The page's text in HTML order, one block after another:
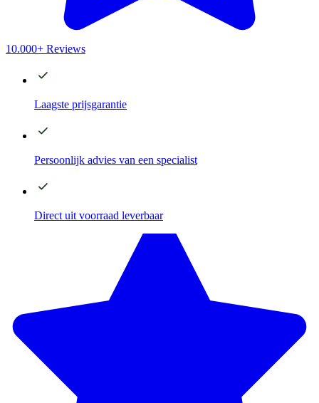
10.000+ Reviews
Laagste prijsgarantie
Persoonlijk advies van een specialist
Direct uit voorraad leverbaar